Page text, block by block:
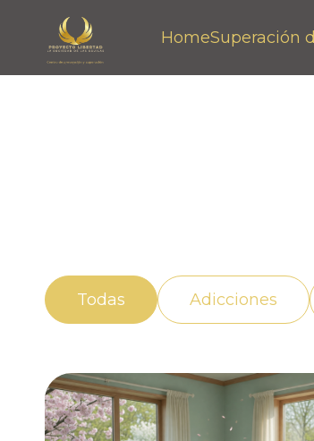
HomeSuperación
Todas Adicciones